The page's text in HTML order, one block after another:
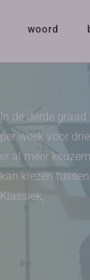
woord
In de derde
per week voor
er al meer
kan kiezen
Klassiek,